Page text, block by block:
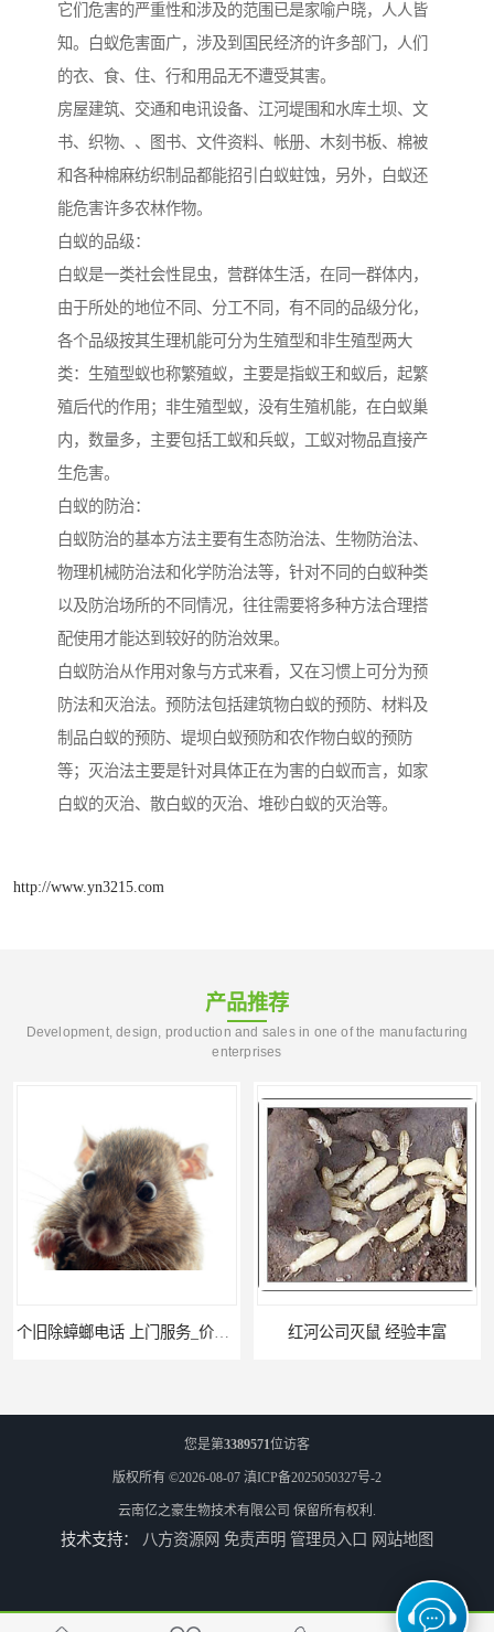
它们危害的严重性和涉及的范围已是家喻户晓，人人皆
知。白蚁危害面广，涉及到国民经济的许多部门，人们
的衣、食、住、行和用品无不遭受其害。
房屋建筑、交通和电讯设备、江河堤围和水库土坝、文
书、织物、、图书、文件资料、帐册、木刻书板、棉被
和各种棉麻纺织制品都能招引白蚁蛀蚀，另外，白蚁还
能危害许多农林作物。
白蚁的品级：
白蚁是一类社会性昆虫，营群体生活，在同一群体内，
由于所处的地位不同、分工不同，有不同的品级分化，
各个品级按其生理机能可分为生殖型和非生殖型两大
类：生殖型蚁也称繁殖蚁，主要是指蚁王和蚁后，起繁
殖后代的作用；非生殖型蚁，没有生殖机能，在白蚁巢
内，数量多，主要包括工蚁和兵蚁，工蚁对物品直接产
生危害。
白蚁的防治：
白蚁防治的基本方法主要有生态防治法、生物防治法、
物理机械防治法和化学防治法等，针对不同的白蚁种类
以及防治场所的不同情况，往往需要将多种方法合理搭
配使用才能达到较好的防治效果。
白蚁防治从作用对象与方式来看，又在习惯上可分为预
防法和灭治法。预防法包括建筑物白蚁的预防、材料及
制品白蚁的预防、堤坝白蚁预防和农作物白蚁的预防
等；灭治法主要是针对具体正在为害的白蚁而言，如家
白蚁的灭治、散白蚁的灭治、堆砂白蚁的灭治等。
http://www.yn3215.com
产品推荐
Development, design, production and sales in one of the manufacturing
enterprises
红河公司灭鼠 经验丰富
瑞丽商店灭鼠 联系电话 大理酒吧灭鼠 亿之豪生物
您是第3389571位访客
版权所有 ©2026-08-07 滇ICP备2025050327号-2
云南亿之豪生物技术有限公司 保留所有权利.
技术支持： 八方资源网 免责声明 管理员入口 网站地图